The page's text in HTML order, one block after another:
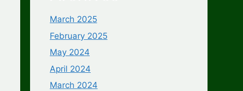
March 2025
February 2025
May 2024
April 2024
March 2024